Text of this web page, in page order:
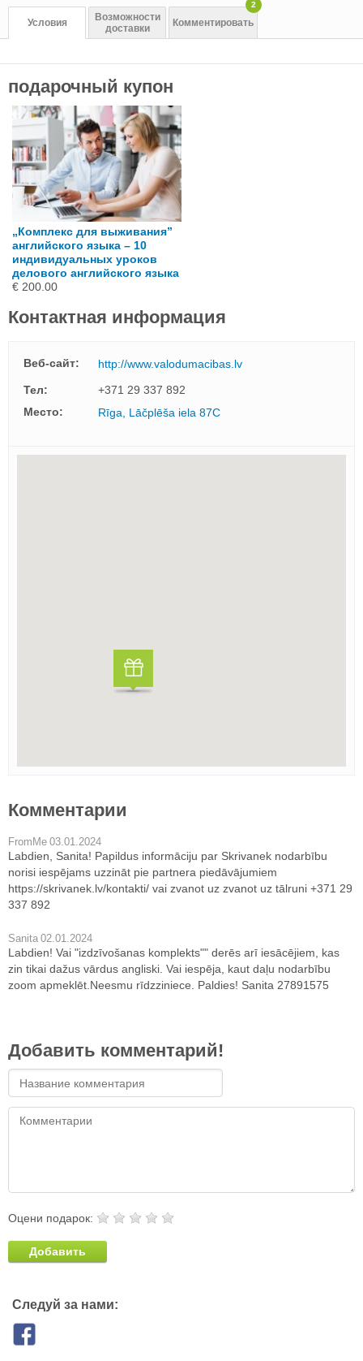
Условия
Возможности
доставки
Комментировать
2
подарочный купон
„Комплекс для выживания”
английского языка – 10
индивидуальных уроков
делового английского языка
€ 200.00
Контактная информация
Веб-сайт:
http://www.valodumacibas.lv
Тел:
+371 29 337 892
Mесто:
Rīga, Lāčplēša iela 87C
Комментарии
FromMe 03.01.2024
Labdien, Sanita! Papildus informāciju par Skrivanek nodarbību
norisi iespējams uzzināt pie partnera piedāvājumiem
https://skrivanek.lv/kontakti/ vai zvanot uz zvanot uz tālruni +371 29
337 892
Sanita 02.01.2024
Labdien! Vai "izdzīvošanas komplekts"" derēs arī iesācējiem, kas
zin tikai dažus vārdus angliski. Vai iespēja, kaut daļu nodarbību
zoom apmeklēt.Neesmu rīdzziniece. Paldies! Sanita 27891575
Добавить комментарий!
Оцени подарок:
Добавить
Следуй за нами: